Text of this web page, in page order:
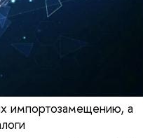
импортозамещению, а